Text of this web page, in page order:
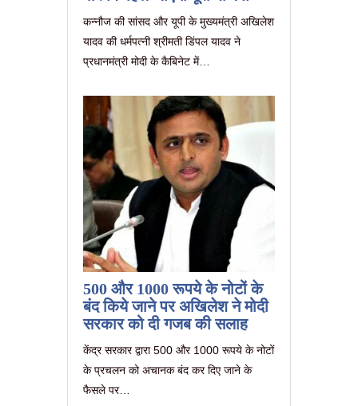
कन्नौज की सांसद और यूपी के मुख्यमंत्री अखिलेश
यादव की धर्मपत्नी श्रीमती डिंपल यादव ने
प्रधानमंत्री मोदी के कैबिनेट में…
500 और 1000 रूपये के नोटों के
बंद किये जाने पर अखिलेश ने मोदी
सरकार को दी गजब की सलाह
केंद्र सरकार द्वारा 500 और 1000 रूपये के नोटों
के प्रचलन को अचानक बंद कर दिए जाने के
फैसले पर…